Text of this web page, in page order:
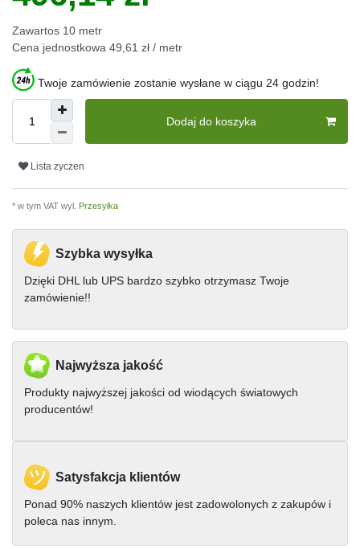
Zawartos 10 metr
Cena jednostkowa 49,61 zł / metr
Twoje zamówienie zostanie wysłane w ciągu 24 godzin!
Dodaj do koszyka
Lista zyczen
* w tym VAT wyl. Przesyłka
Szybka wysyłka
Dzięki DHL lub UPS bardzo szybko otrzymasz Twoje
zamówienie!!
Najwyższa jakość
Produkty najwyższej jakości od wiodących światowych
producentów!
Satysfakcja klientów
Ponad 90% naszych klientów jest zadowolonych z zakupów i
poleca nas innym.